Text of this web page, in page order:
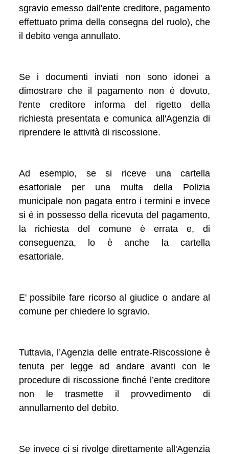
sgravio emesso dall'ente creditore, pagamento
effettuato prima della consegna del ruolo), che
il debito venga annullato.
Se i documenti inviati non sono idonei a
dimostrare che il pagamento non è dovuto,
l'ente creditore informa del rigetto della
richiesta presentata e comunica all'Agenzia di
riprendere le attività di riscossione.
Ad esempio, se si riceve una cartella
esattoriale per una multa della Polizia
municipale non pagata entro i termini e invece
si è in possesso della ricevuta del pagamento,
la richiesta del comune è errata e, di
conseguenza, lo è anche la cartella
esattoriale.
E' possibile fare ricorso al giudice o andare al
comune per chiedere lo sgravio.
Tuttavia, l’Agenzia delle entrate-Riscossione è
tenuta per legge ad andare avanti con le
procedure di riscossione finché l’ente creditore
non le trasmette il provvedimento di
annullamento del debito.
Se invece ci si rivolge direttamente all'Agenzia